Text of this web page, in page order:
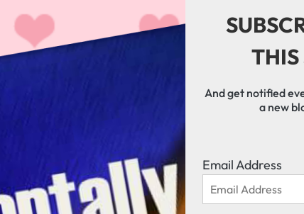
THIS
And get notified
a new
Email Address